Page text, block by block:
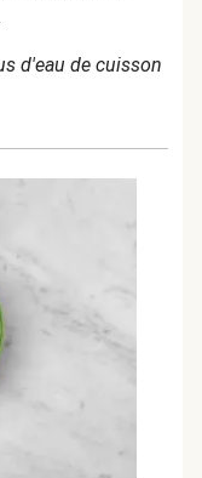
d'eau de cuisson